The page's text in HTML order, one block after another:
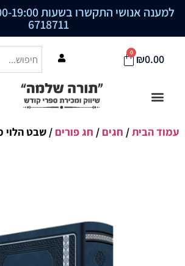
למענה אנושי התקשרו בשעות 09:00-19:00 לטלפון
6718711
₪0.00
0
עמוד הבית/ חגים / חג פורים / שבט הלוי